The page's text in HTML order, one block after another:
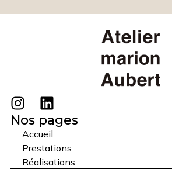
Nos pages
Accueil
Prestations
Réalisations